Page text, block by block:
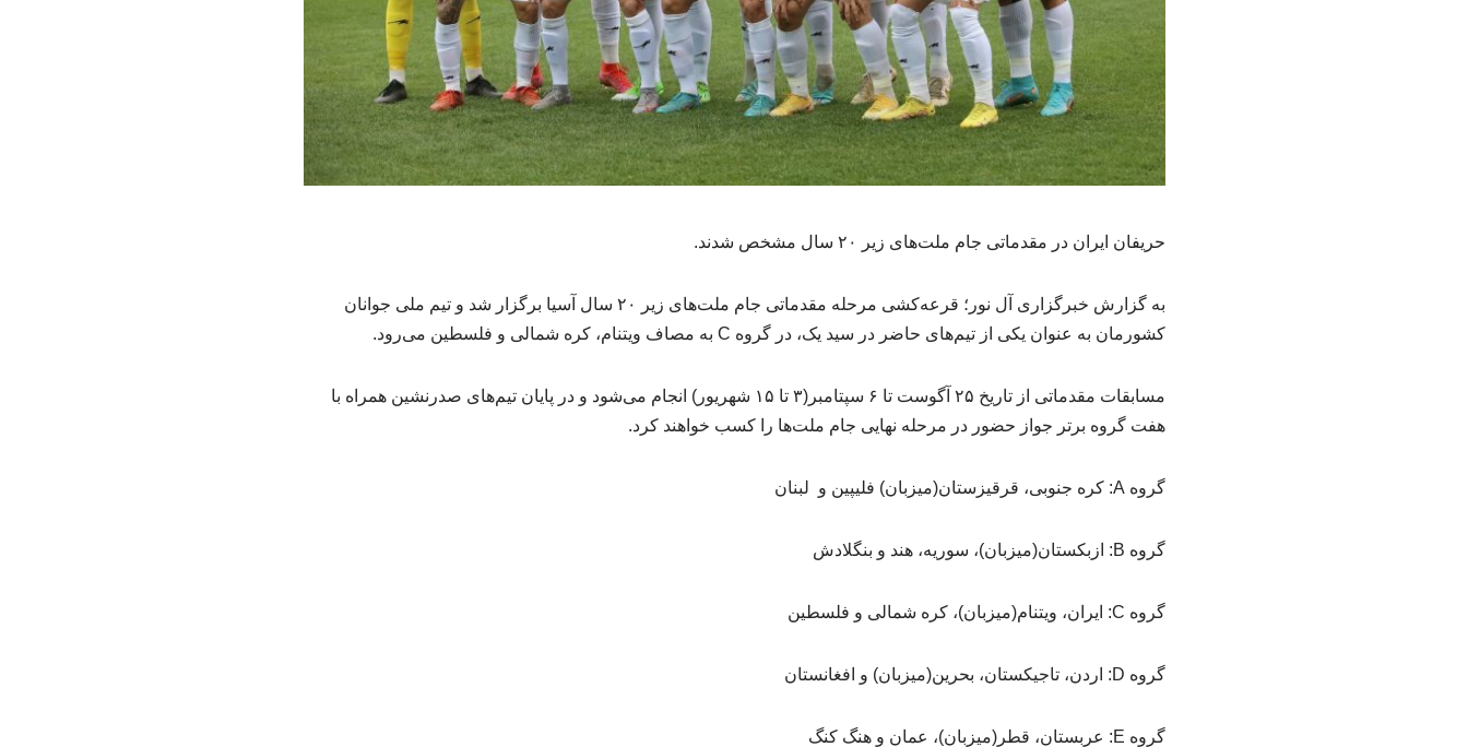
حریفان ایران در مقدماتی جام ملت‌های زیر ۲۰ سال مشخص شدند.
به گزارش خبرگزاری آل نور؛ قرعه‌کشی مرحله مقدماتی جام ملت‌های زیر ۲۰ سال آسیا برگزار شد و تیم ملی جوانان
کشورمان به عنوان یکی از تیم‌های حاضر در سید یک، در گروه C به مصاف ویتنام، کره شمالی و فلسطین می‌رود.
مسابقات مقدماتی از تاریخ ۲۵ آگوست تا ۶ سپتامبر(۳ تا ۱۵ شهریور) انجام می‌شود و در پایان تیم‌های صدرنشین همراه با
هفت گروه برتر جواز حضور در مرحله نهایی جام ملت‌ها را کسب خواهند کرد.
گروه A: کره جنوبی، قرقیزستان(میزبان) فلیپین و لبنان
گروه B: ازبکستان(میزبان)، سوریه، هند و بنگلادش
گروه C: ایران، ویتنام(میزبان)، کره شمالی و فلسطین
گروه D: اردن، تاجیکستان، بحرین(میزبان) و افغانستان
گروه E: عربستان، قطر(میزبان)، عمان و هنگ کنگ